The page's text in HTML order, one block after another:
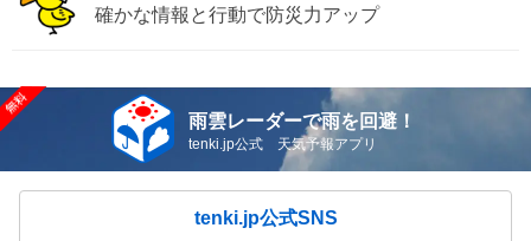
確かな情報と行動で防災力アップ
雨雲レーダーで雨を回避！
tenki.jp公式 天気予報アプリ
tenki.jp公式SNS